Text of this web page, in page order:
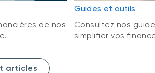
de nos
Guides et outils
Consultez nos
simplifier vos
articles